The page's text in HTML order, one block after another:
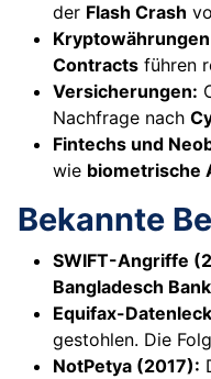
der Flash Crash
Contracts führen
Versicherungen:
Nachfrage nach
Fintechs und
wie biometrische
Bekannte
SWIFT-Angriffe
Bangladesch Bank
Equifax-
gestohlen. Die
NotPetya (2017):